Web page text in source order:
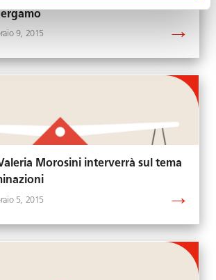
9, 2015
Morosini interverrà sul tema
5, 2015